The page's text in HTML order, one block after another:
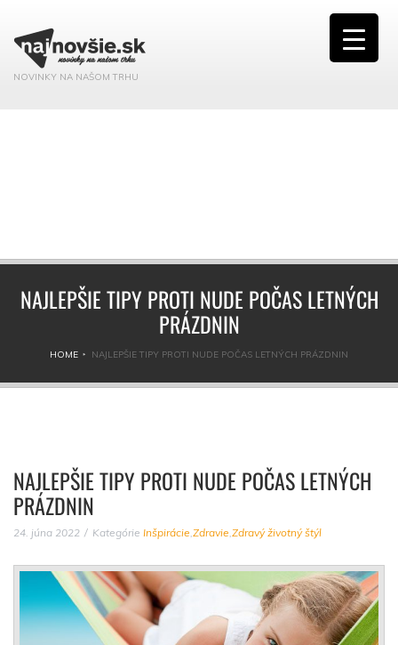
NOVINKY NA NAŠOM TRHU
NAJLEPŠIE TIPY PROTI NUDE POČAS LETNÝCH
PRÁZDNIN
HOME NAJLEPŠIE TIPY PROTI NUDE POČAS LETNÝCH PRÁZDNIN
NAJLEPŠIE TIPY PROTI NUDE POČAS LETNÝCH
PRÁZDNIN
24. júna 2022 Kategórie Inšpirácie,Zdravie,Zdravý životný štýl